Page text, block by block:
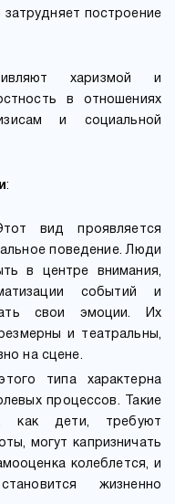
построение
харизмой и
в отношениях
и социальной
:
вид проявляется
поведение. Люди
в центре внимания,
событий и
свои эмоции. Их
и театральны,
на сцене.
типа характерна
процессов. Такие
как дети, требуют
могут капризничать
колеблется, и
жизненно